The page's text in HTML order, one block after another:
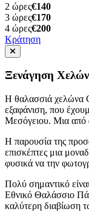
2 ώρες€140
3 ώρες€170
4 ώρες€200
Κράτηση
Ξενάγηση
Η θαλασσιά χελώνα
εξαφάνιση, που
Μεσόγειου. Μια από
Η παρουσία της
επισκέπτες μια
φυσικά να την
Πολύ σημαντικό
Εθνικό Θαλάσσιο
καλύτερη διαβίωση